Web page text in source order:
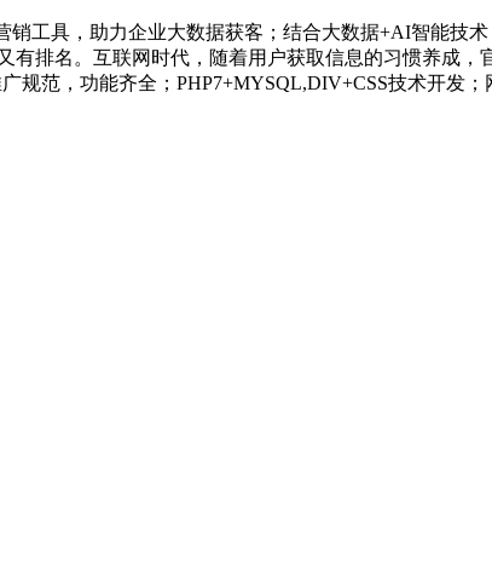
工具，助力企业大数据获客；结合大数据+AI智能技
排名。互联网时代，随着用户获取信息的习惯养成
范，功能齐全；PHP7+MYSQL,DIV+CSS技术开发；